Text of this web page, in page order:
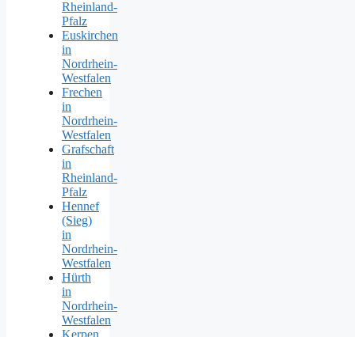
Rheinland-
Pfalz
Euskirchen
in
Nordrhein-
Westfalen
Frechen
in
Nordrhein-
Westfalen
Grafschaft
in
Rheinland-
Pfalz
Hennef
(Sieg)
in
Nordrhein-
Westfalen
Hürth
in
Nordrhein-
Westfalen